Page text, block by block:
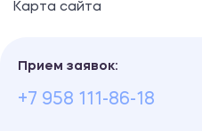
Карта сайта
Прием заявок:
+7 958 111-86-18